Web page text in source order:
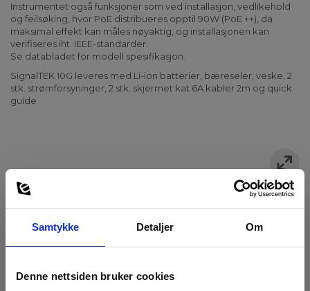
Samtykke Detaljer Om
Denne nettsiden bruker cookies
Instrumentet også funksjoner som ved installasjon, vedlikehold
og feilsøking, hvor PoE distribueres opptil 90W (PoE ++), da
maksimal effekt kan måles nøyaktig, og installasjonen kan
verifiseres iht. IEEE-standarder.
Se databladet for modell spesifikasjon.
SignalTEK 10G leveres med Li-ion batterier, bæreseler, veske, 2
stk. strømforsyninger, 2 stk. skjermet kat 6A kabler 2m og quick
guide